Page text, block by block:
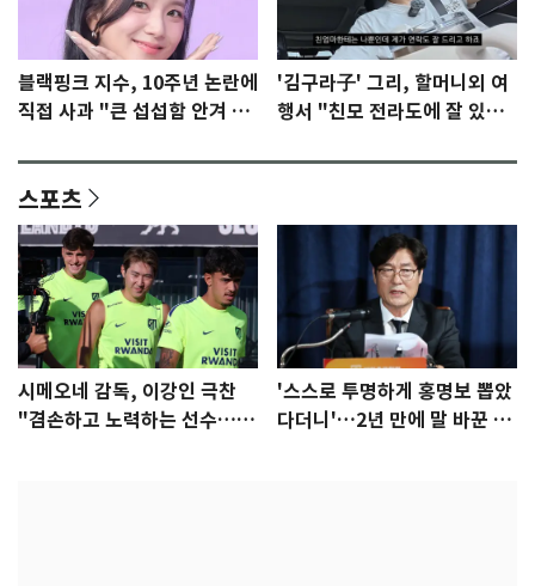
블랙핑크 지수, 10주년 논란에
직접 사과 "큰 섭섭함 안겨 미
'김구라子' 그리, 할머니외 여
행서 "친모 전라도에 잘 있
스포츠
시메오네 감독, 이강인 극찬
"겸손하고 노력하는 선수…좋
'스스로 투명하게 홍명보 뽑았
다더니'…2년 만에 말 바꾼 이